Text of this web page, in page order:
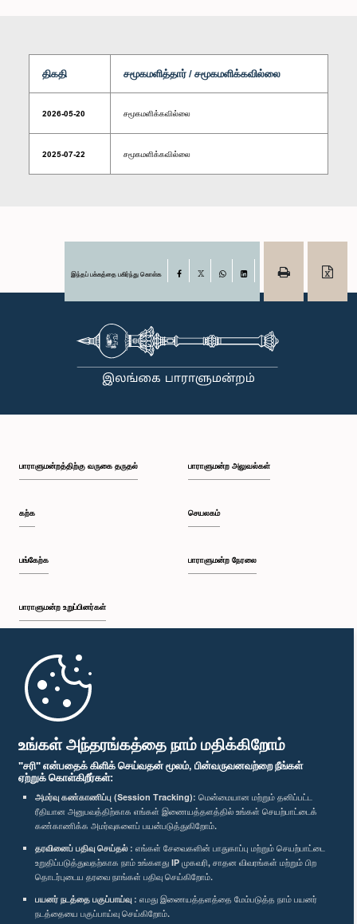
உங்கள் அந்தரங்கத்தை நாம் மதிக்கிறோம்
"சரி" என்பதைக் கிளிக் செய்வதன் மூலம், பின்வருவனவற்றை நீங்கள்
ஏற்றுக் கொள்கிறீர்கள்:
அமர்வு கண்காணிப்பு (Session Tracking): மென்மையான மற்றும் தனிப்பட்ட
ரீதியான அனுபவத்திற்காக எங்கள் இணையத்தளத்தில் உங்கள் செயற்பாட்டைக்
கண்காணிக்க அமர்வுகளைப் பயன்படுத்துகிறோம்.
தரவினைப் பதிவு செய்தல் : எங்கள் சேவைகளின் பாதுகாப்பு மற்றும் செயற்பாட்டை
உறுதிப்படுத்துவதற்காக நாம் உங்களது IP முகவரி, சாதன விவரங்கள் மற்றும் பிற
தொடர்புடைய தரவை நாங்கள் பதிவு செய்கிறோம்.
பயனர் நடத்தை பகுப்பாய்வு : எமது இணையத்தளத்தை மேம்படுத்த நாம் பயனர்
நடத்தையை பகுப்பாய்வு செய்கிறோம்.
திகதி சமூகமளித்தார் / சமூகமளிக்கவில்லை
2026-05-20 சமூகமளிக்கவில்லை
2025-07-22 சமூகமளிக்கவில்லை
இந்தப் பக்கத்தை பகிர்ந்து கொள்க Facebook
பாராளுமன்றத்திற்கு வருகை தருதல்
கற்க
பங்கேற்க
பாராளுமன்ற உறுப்பினர்கள்
முதற்பக்கம்
பாராளுமன்ற அலுவல்கள்
செயலகம்
பாராளுமன்ற நேரலை
பாராளுமன்ற கையடக்க செயலி
எம்மை பின்தொடர்க :
விருதுகள்
தனியுரிமைக் கொள்கை